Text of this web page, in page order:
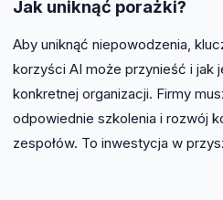
Jak uniknąć porażki?
Aby uniknąć niepowodzenia,
korzyści AI może przynieść i jak
konkretnej organizacji. Firmy
odpowiednie szkolenia i rozwój
zespołów. To inwestycja w